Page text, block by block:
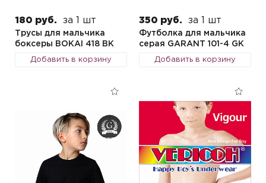
180 руб. за 1 шт
Трусы для мальчика
боксеры BOKAI 418 BK
Добавить в корзину
350 руб. за 1 шт
Футболка для мальчика
серая GARANT 101-4 GK
Добавить в корзину